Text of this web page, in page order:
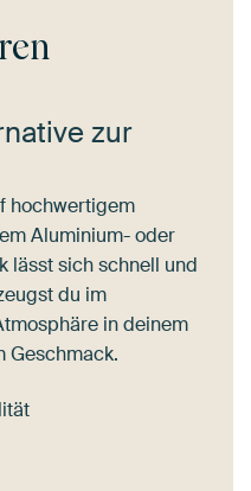
zur
hochwertigem
Aluminium- oder
lässt sich schnell und
du im
in deinem
Geschmack.